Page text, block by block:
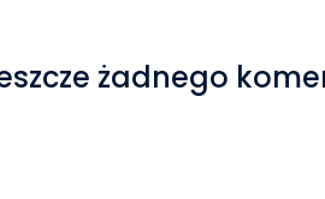
żadnego